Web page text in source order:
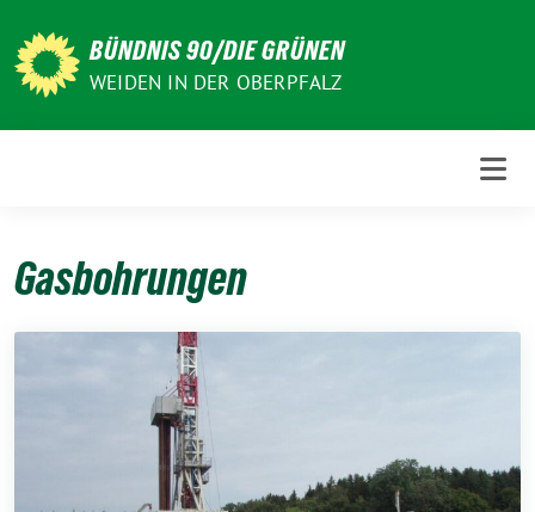
zum
Inhalt
BÜNDNIS 90/DIE GRÜNEN
WEIDEN IN DER OBERPFALZ
Gasbohrungen